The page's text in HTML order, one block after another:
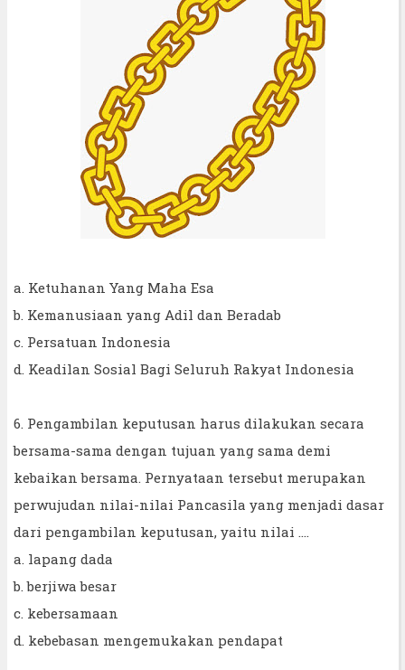
a. Ketuhanan Yang Maha Esa
b. Kemanusiaan yang Adil dan Beradab
c. Persatuan Indonesia
d. Keadilan Sosial Bagi Seluruh Rakyat Indonesia
6. Pengambilan keputusan harus dilakukan secara
bersama-sama dengan tujuan yang sama demi
kebaikan bersama. Pernyataan tersebut merupakan
perwujudan nilai-nilai Pancasila yang menjadi dasar
dari pengambilan keputusan, yaitu nilai ....
a. lapang dada
b. berjiwa besar
c. kebersamaan
d. kebebasan mengemukakan pendapat